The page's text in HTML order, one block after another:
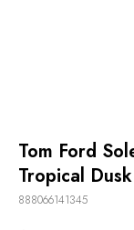
Tom Ford
Tropical
888066141345